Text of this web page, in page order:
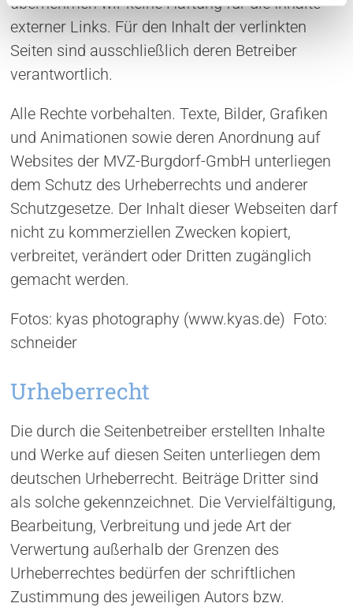
externer Links. Für den Inhalt der verlinkten
Seiten sind ausschließlich deren Betreiber
verantwortlich.
Alle Rechte vorbehalten. Texte, Bilder, Grafiken
und Animationen sowie deren Anordnung auf
Websites der MVZ-Burgdorf-GmbH unterliegen
dem Schutz des Urheberrechts und anderer
Schutzgesetze. Der Inhalt dieser Webseiten darf
nicht zu kommerziellen Zwecken kopiert,
verbreitet, verändert oder Dritten zugänglich
gemacht werden.
Fotos: kyas photography (www.kyas.de) Foto:
schneider
Urheberrecht
Die durch die Seitenbetreiber erstellten Inhalte
und Werke auf diesen Seiten unterliegen dem
deutschen Urheberrecht. Beiträge Dritter sind
als solche gekennzeichnet. Die Vervielfältigung,
Bearbeitung, Verbreitung und jede Art der
Verwertung außerhalb der Grenzen des
Urheberrechtes bedürfen der schriftlichen
Zustimmung des jeweiligen Autors bzw.